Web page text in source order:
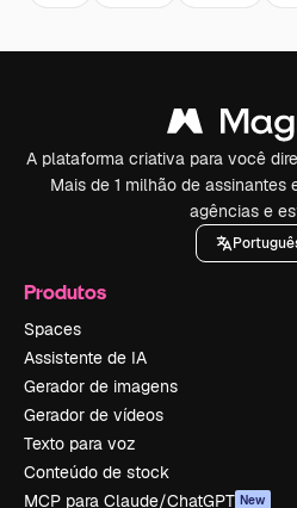
A plataforma criativa para você
Mais de 1 milhão de assinantes
agências e
Produtos
Spaces
Assistente de IA
Gerador de imagens
Gerador de vídeos
Texto para voz
Conteúdo de stock
MCP para Claude/ChatGPT New